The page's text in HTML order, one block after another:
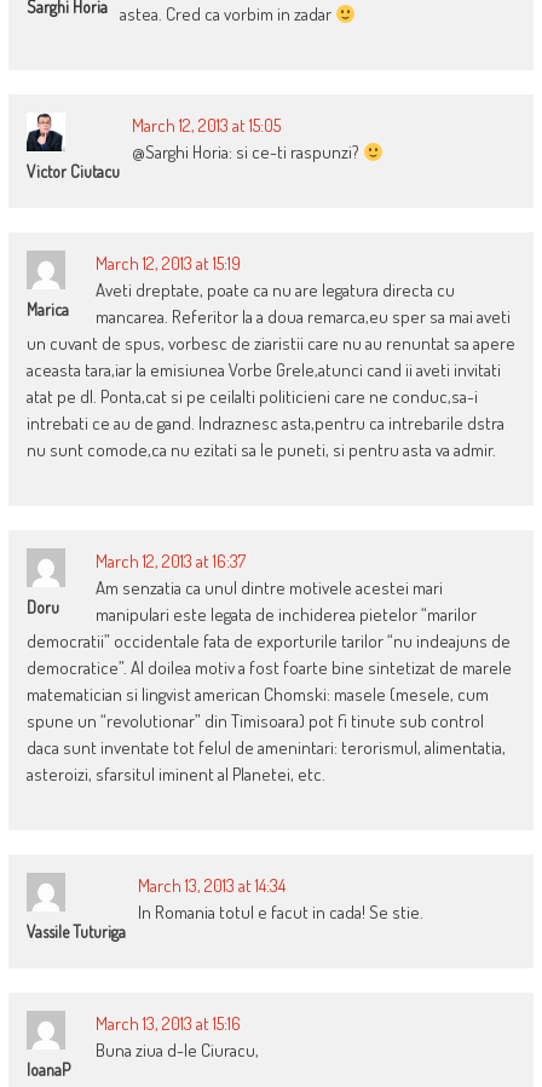
Sarghi Horia astea. Cred ca vorbim in zadar
Victor Ciutacu
March 12, 2013 at 15:05
@Sarghi Horia: si ce-ti raspunzi?
Marica
March 12, 2013 at 15:19
Aveti dreptate, poate ca nu are legatura directa cu
mancarea. Referitor la a doua remarca,eu sper sa mai aveti
un cuvant de spus, vorbesc de ziaristii care nu au renuntat sa apere
aceasta tara,iar la emisiunea Vorbe Grele,atunci cand ii aveti invitati
atat pe dl. Ponta,cat si pe ceilalti politicieni care ne conduc,sa-i
intrebati ce au de gand. Indraznesc asta,pentru ca intrebarile dstra
nu sunt comode,ca nu ezitati sa le puneti, si pentru asta va admir.
Doru
March 12, 2013 at 16:37
Am senzatia ca unul dintre motivele acestei mari
manipulari este legata de inchiderea pietelor “marilor
democratii” occidentale fata de exporturile tarilor “nu indeajuns de
democratice”. Al doilea motiv a fost foarte bine sintetizat de marele
matematician si lingvist american Chomski: masele (mesele, cum
spune un “revolutionar” din Timisoara) pot fi tinute sub control
daca sunt inventate tot felul de amenintari: terorismul, alimentatia,
asteroizi, sfarsitul iminent al Planetei, etc.
Vassile Tuturiga
March 13, 2013 at 14:34
In Romania totul e facut in cada! Se stie.
IoanaP
March 13, 2013 at 15:16
Buna ziua d-le Ciuracu,